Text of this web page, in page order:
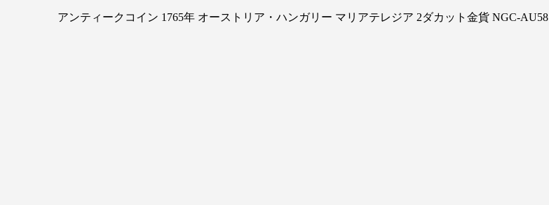
アンティークコイン 1765年 オーストリア・ハンガリー マリアテレジア 2ダカット金貨 NGC-AU58